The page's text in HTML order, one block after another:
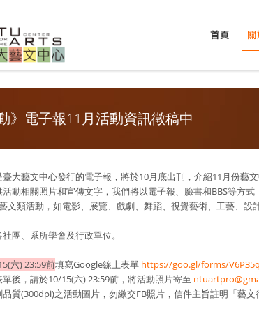
首頁
》電子報11月活動資訊徵稿中
臺大藝文中心發行的電子報，將於10月底出刊，介紹11月份藝
動相關照片和宣傳文字，我們將以電子報、臉書和BBS等方
文類活動，如電影、展覽、戲劇、舞蹈、視覺藝術、工藝、設
團、系所學會及行政單位。
六) 23:59前填寫Google線上表單 https://goo.gl/forms/
後，請於10/15(六) 23:59前，將活動照片寄至
質(300dpi)之活動圖片，勿繳交FB照片，信件主旨註明「藝文